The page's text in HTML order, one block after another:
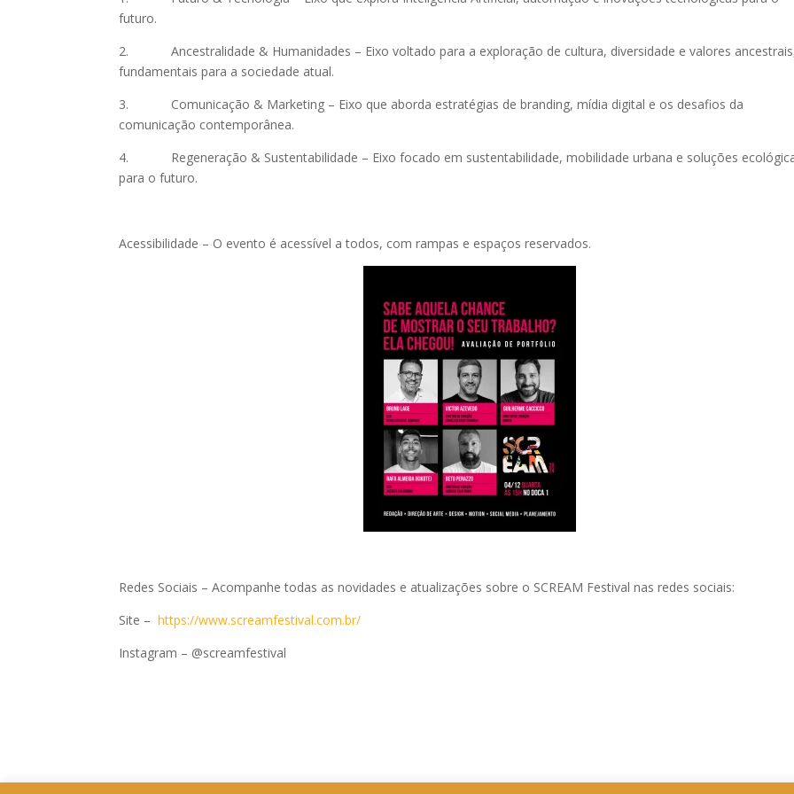
futuro.
2.
Ancestralidade & Humanidades – Eixo voltado para a exploração de cultura, diversidade e valores
fundamentais para a sociedade atual.
3.
Comunicação & Marketing – Eixo que aborda estratégias de branding, mídia digital e os desafios da
comunicação contemporânea.
4.
Regeneração & Sustentabilidade – Eixo focado em sustentabilidade, mobilidade urbana e soluções
para o futuro.
Acessibilidade – O evento é acessível a todos, com rampas e espaços reservados.
Redes Sociais – Acompanhe todas as novidades e atualizações sobre o SCREAM Festival nas redes sociais:
Site –https://www.screamfestival.com.br/
Instagram – @screamfestival